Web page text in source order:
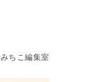
みちこ編集室